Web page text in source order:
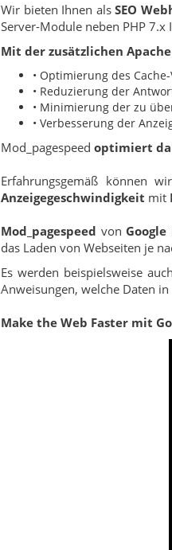
Wir bieten Ihnen alsSEO
Server-Module neben PHP 7.x
Mit der zusätzlichen
• Optimierung des
• Reduzierung der
• Minimierung der zu
• Verbesserung der
Mod_pagespeed optimiert
Erfahrungsgemäß können
Anzeigegeschwindigkeit mit
Mod_pagespeed von Google
das Laden von Webseiten je
Es werden beispielsweise
Anweisungen, welche Daten in
Make the Web Faster mit